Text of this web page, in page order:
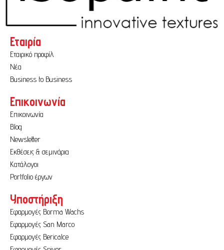
Εταιρία
Εταιρικό προφίλ
Νέα
Business to Business
Επικοινωνία
Επικοινωνία
Blog
Newsletter
Εκθέσεις & σεμινάρια
Κατάλογοι
Portfolio έργων
Υποστήριξη
Εφαρμογές Borma Wachs
Εφαρμογές San Marco
Εφαρμογές Bericalce